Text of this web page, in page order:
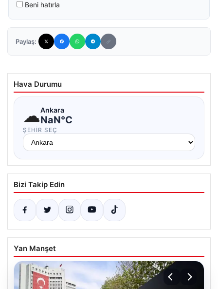
Beni hatırla
Paylaş:
Hava Durumu
☁Ankara
NaN°C
ŞEHIR SEÇ
Bizi Takip Edin
Yan Manşet